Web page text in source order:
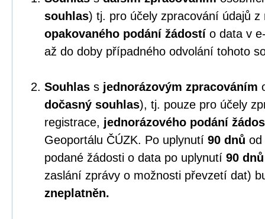
souhlas) tj. pro účely zpracování údajů
opakovaného podání žádostí o data v
až do doby případného odvolání tohoto
Souhlas s jednorázovým zpracováním
dočasný souhlas), tj. pouze pro účely
registrace, jednorázového podání
Geoportálu ČÚZK. Po uplynutí 90 dnů od
podané žádosti o data po uplynutí 90 dnů
zaslání zprávy o možnosti převzetí dat)
zneplatněn.